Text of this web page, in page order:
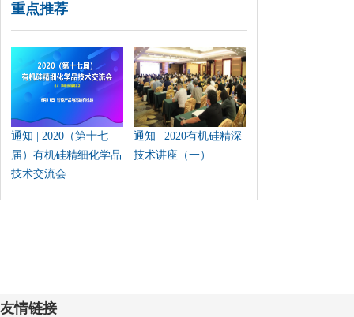
重点推荐
通知 | 2020（第十七
届）有机硅精细化学品
技术交流会
通知 | 2020有机硅精深
技术讲座（一）
友情链接